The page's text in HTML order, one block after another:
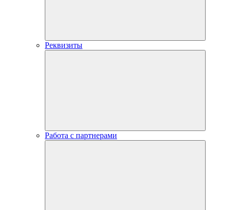
Реквизиты
Работа с партнерами